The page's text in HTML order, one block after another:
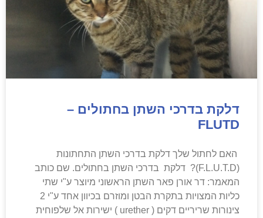
דלקת בדרכי השתן בחתולים –
FLUTD
האם לחתול שלך דלקת בדרכי השתן התחתונות
(F.L.U.T.D)? דלקת בדרכי השתן בחתולים. שם כותב
המאמר: דר אורן פאר השתן הראשוני מיוצר ע"י שתי
כליות המצויות בתקרת הבטן ומוזרם בכיוון אחד ע"י 2
צינורות שריריים דקים ( urether ) ישירות אל שלפוחית